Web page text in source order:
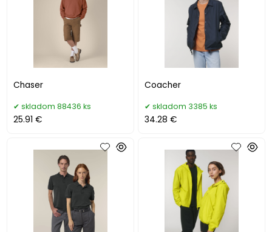
Chaser
skladom 88436 ks
25.91 €
Coacher
skladom 3385 ks
34.28 €